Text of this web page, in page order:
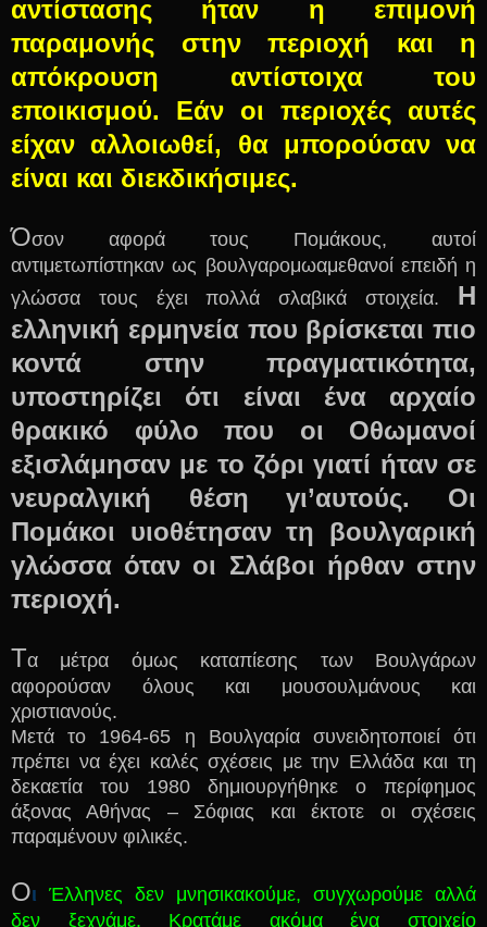
αντίστασης ήταν η επιμονή
παραμονής στην περιοχή και η
απόκρουση αντίστοιχα του
εποικισμού. Εάν οι περιοχές αυτές
είχαν αλλοιωθεί, θα μπορούσαν να
είναι και διεκδικήσιμες.
Όσον αφορά τους Πομάκους, αυτοί
αντιμετωπίστηκαν ως βουλγαρομωαμεθανοί επειδή η
γλώσσα τους έχει πολλά σλαβικά στοιχεία. Η
ελληνική ερμηνεία που βρίσκεται πιο
κοντά στην πραγματικότητα,
υποστηρίζει ότι είναι ένα αρχαίο
θρακικό φύλο που οι Οθωμανοί
εξισλάμησαν με το ζόρι γιατί ήταν σε
νευραλγική θέση γι’αυτούς. Οι
Πομάκοι υιοθέτησαν τη βουλγαρική
γλώσσα όταν οι Σλάβοι ήρθαν στην
περιοχή.
Τα μέτρα όμως καταπίεσης των Βουλγάρων
αφορούσαν όλους και μουσουλμάνους και
χριστιανούς.
Μετά το 1964-65 η Βουλγαρία συνειδητοποιεί ότι
πρέπει να έχει καλές σχέσεις με την Ελλάδα και τη
δεκαετία του 1980 δημιουργήθηκε ο περίφημος
άξονας Αθήνας – Σόφιας και έκτοτε οι σχέσεις
παραμένουν φιλικές.
Οι Έλληνες δεν μνησικακούμε, συγχωρούμε αλλά
δεν ξεχνάμε. Κρατάμε ακόμα ένα στοιχείο